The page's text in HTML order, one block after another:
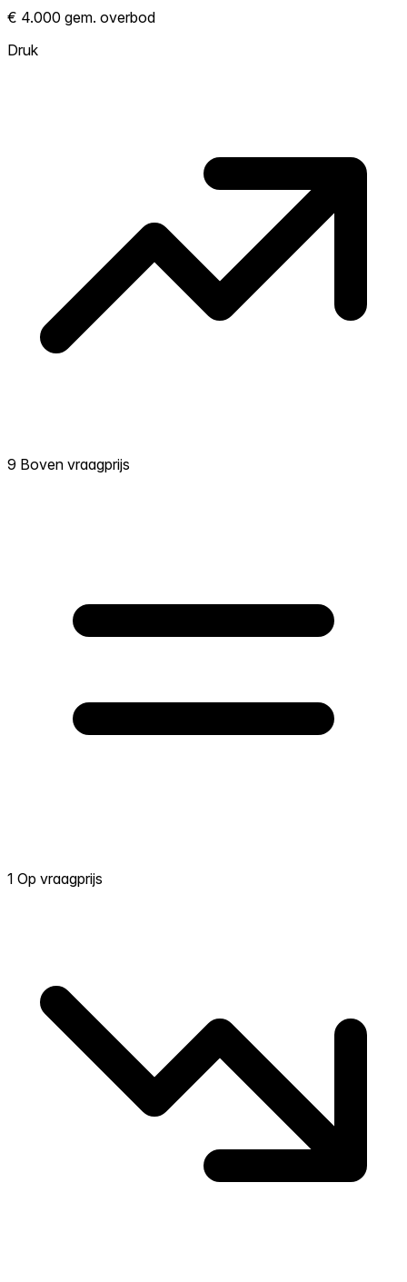
Laat zien hoe competitief de markt hier is.
Hoe meer woningen boven vraagprijs
verkopen, hoe heter. Heet? Verwacht
€ 4.000 gem. overbod
Druk
9 Boven vraagprijs
1 Op vraagprijs